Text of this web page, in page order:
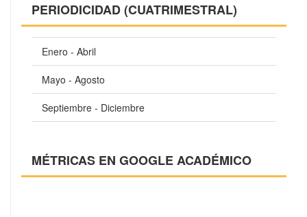
PERIODICIDAD (CUATRIMESTRAL)
Enero - Abril
Mayo - Agosto
Septiembre - Diciembre
MÉTRICAS EN GOOGLE ACADÉMICO